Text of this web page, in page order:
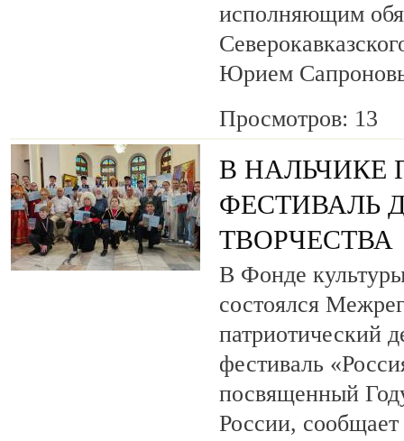
исполняющим
Юрием
Просмотров: 13
В НАЛЬЧИКЕ
ФЕСТИВАЛЬ
ТВОРЧЕСТВА
В Фонде
состоялся
патриотический
фестиваль
посвященный
России,